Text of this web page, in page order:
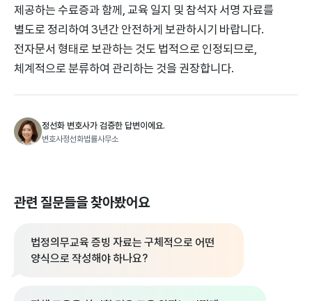
제공하는 수료증과 함께, 교육 일지 및 참석자 서명 자료를
별도로 정리하여 3년간 안전하게 보관하시기 바랍니다.
전자문서 형태로 보관하는 것도 법적으로 인정되므로,
체계적으로 분류하여 관리하는 것을 권장합니다.
정선화 변호사가 검증한 답변이에요.
변호사정선화법률사무소
관련 질문들을 찾아봤어요
법정의무교육 증빙 자료는 구체적으로 어떤
양식으로 작성해야 하나요?